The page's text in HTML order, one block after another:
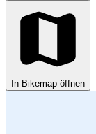
In Bikemap öffnen